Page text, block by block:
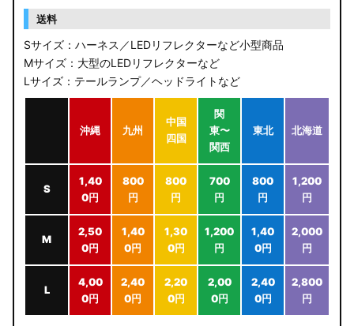
送料
Sサイズ：ハーネス／LEDリフレクターなど小型商品
Mサイズ：大型のLEDリフレクターなど
Lサイズ：テールランプ／ヘッドライトなど
沖縄 九州
中国
四国
関
東〜
関西
東北 北海道
S
1,40
0円
800
円
800
円
700
円
800
円
1,200
円
M
2,50
0円
1,40
0円
1,30
0円
1,200
円
1,40
0円
2,000
円
L
4,00
0円
2,40
0円
2,20
0円
2,00
0円
2,40
0円
2,800
円